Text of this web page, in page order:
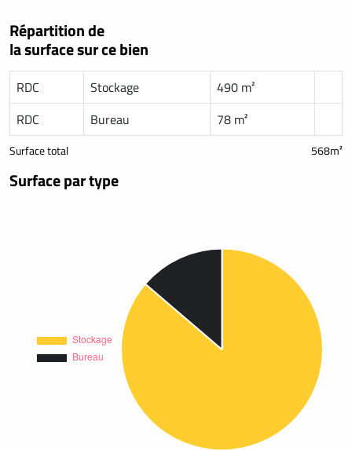
Répartition de
la surface sur ce bien
RDC Stockage
490 m²
RDC
Bureau 78 m²
Surface total 568m²
Surface par type